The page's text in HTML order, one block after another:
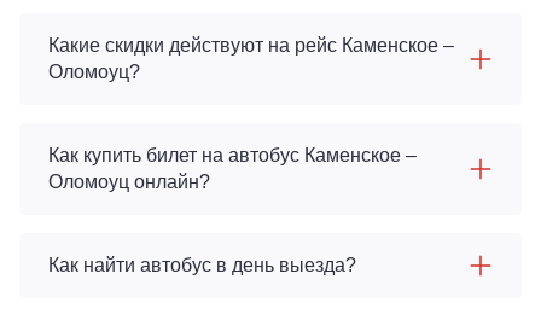
Какие скидки действуют на рейс Каменское –
Оломоуц?
Как купить билет на автобус Каменское –
Оломоуц онлайн?
Как найти автобус в день выезда?